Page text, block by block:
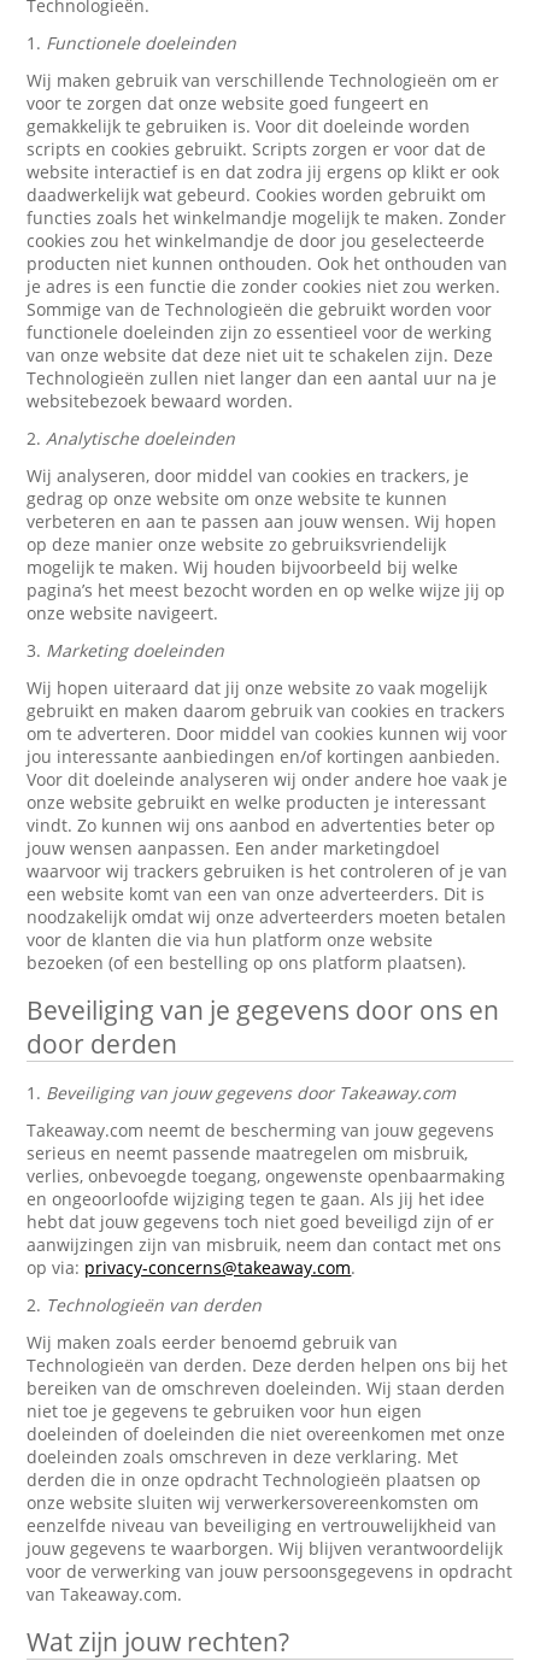
Technologieën.
1. Functionele doeleinden
Wij maken gebruik van verschillende Technologieën om er
voor te zorgen dat onze website goed fungeert en
gemakkelijk te gebruiken is. Voor dit doeleinde worden
scripts en cookies gebruikt. Scripts zorgen er voor dat de
website interactief is en dat zodra jij ergens op klikt er ook
daadwerkelijk wat gebeurd. Cookies worden gebruikt om
functies zoals het winkelmandje mogelijk te maken. Zonder
cookies zou het winkelmandje de door jou geselecteerde
producten niet kunnen onthouden. Ook het onthouden van
je adres is een functie die zonder cookies niet zou werken.
Sommige van de Technologieën die gebruikt worden voor
functionele doeleinden zijn zo essentieel voor de werking
van onze website dat deze niet uit te schakelen zijn. Deze
Technologieën zullen niet langer dan een aantal uur na je
websitebezoek bewaard worden.
2.Analytische doeleinden
Wij analyseren, door middel van cookies en trackers, je
gedrag op onze website om onze website te kunnen
verbeteren en aan te passen aan jouw wensen. Wij hopen
op deze manier onze website zo gebruiksvriendelijk
mogelijk te maken. Wij houden bijvoorbeeld bij welke
pagina’s het meest bezocht worden en op welke wijze jij op
onze website navigeert.
3. Marketing doeleinden
Wij hopen uiteraard dat jij onze website zo vaak mogelijk
gebruikt en maken daarom gebruik van cookies en trackers
om te adverteren. Door middel van cookies kunnen wij voor
jou interessante aanbiedingen en/of kortingen aanbieden.
Voor dit doeleinde analyseren wij onder andere hoe vaak je
onze website gebruikt en welke producten je interessant
vindt. Zo kunnen wij ons aanbod en advertenties beter op
jouw wensen aanpassen. Een ander marketingdoel
waarvoor wij trackers gebruiken is het controleren of je van
een website komt van een van onze adverteerders. Dit is
noodzakelijk omdat wij onze adverteerders moeten betalen
voor de klanten die via hun platform onze website
bezoeken (of een bestelling op ons platform plaatsen).
Beveiliging van je gegevens door ons en
door derden
1. Beveiliging van jouw gegevens door Takeaway.com
Takeaway.com neemt de bescherming van jouw gegevens
serieus en neemt passende maatregelen om misbruik,
verlies, onbevoegde toegang, ongewenste openbaarmaking
en ongeoorloofde wijziging tegen te gaan. Als jij het idee
hebt dat jouw gegevens toch niet goed beveiligd zijn of er
aanwijzingen zijn van misbruik, neem dan contact met ons
op via: privacy-concerns@takeaway.com.
2. Technologieën van derden
Wij maken zoals eerder benoemd gebruik van
Technologieën van derden. Deze derden helpen ons bij het
bereiken van de omschreven doeleinden. Wij staan derden
niet toe je gegevens te gebruiken voor hun eigen
doeleinden of doeleinden die niet overeenkomen met onze
doeleinden zoals omschreven in deze verklaring. Met
derden die in onze opdracht Technologieën plaatsen op
onze website sluiten wij verwerkersovereenkomsten om
eenzelfde niveau van beveiliging en vertrouwelijkheid van
jouw gegevens te waarborgen. Wij blijven verantwoordelijk
voor de verwerking van jouw persoonsgegevens in opdracht
van Takeaway.com.
Wat zijn jouw rechten?